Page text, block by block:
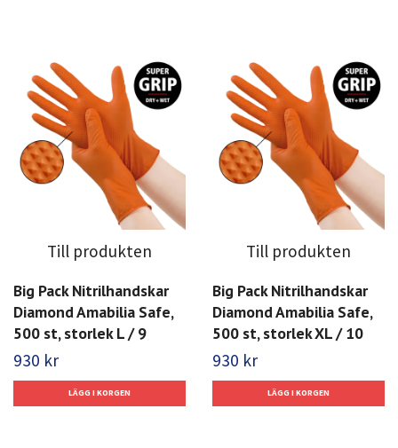
Till produkten
Big Pack Nitrilhandskar
Diamond Amabilia Safe,
500 st, storlek L / 9
930 kr
Till produkten
Big Pack Nitrilhandskar
Diamond Amabilia Safe,
500 st, storlek XL / 10
930 kr